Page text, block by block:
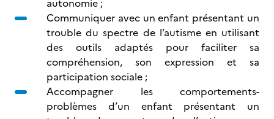
autonomie ;
Communiquer avec un enfant présentant un
trouble du spectre de l’autisme en utilisant
des outils adaptés pour faciliter sa
compréhension, son expression et sa
participation sociale ;
Accompagner les comportements-
problèmes d’un enfant présentant un